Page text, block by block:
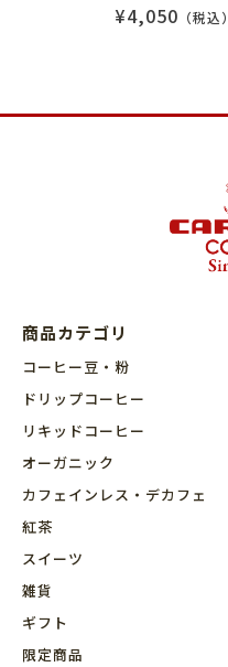
¥4,050 （税込）
商品カテゴリ
コーヒー豆・粉
ドリップコーヒー
リキッドコーヒー
オーガニック
カフェインレス・デカフェ
紅茶
スイーツ
雑貨
ギフト
限定商品